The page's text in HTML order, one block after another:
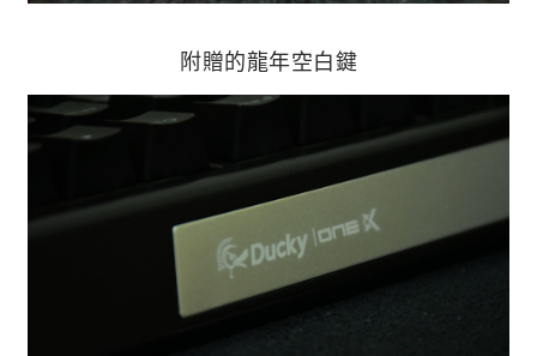
附贈的龍年空白鍵